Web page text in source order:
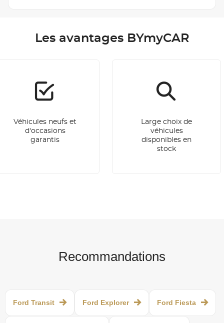
Les avantages BYmyCAR
Véhicules neufs et
d'occasions
garantis
Large choix de
véhicules
disponibles en
stock
Recommandations
Ford Transit Ford Explorer Ford Fiesta